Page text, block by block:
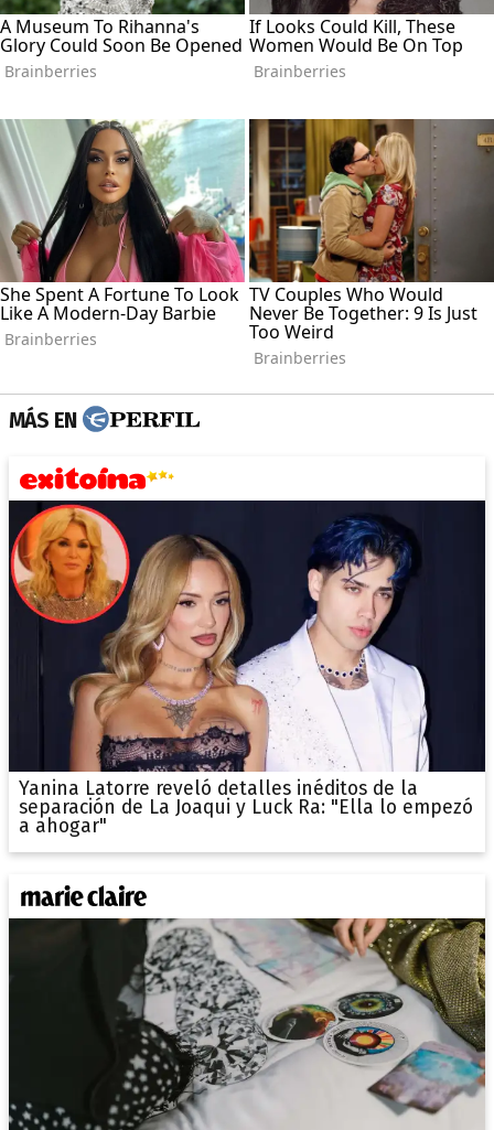
MÁS EN
Yanina Latorre reveló detalles inéditos de la
separación de La Joaqui y Luck Ra: "Ella lo empezó
a ahogar"